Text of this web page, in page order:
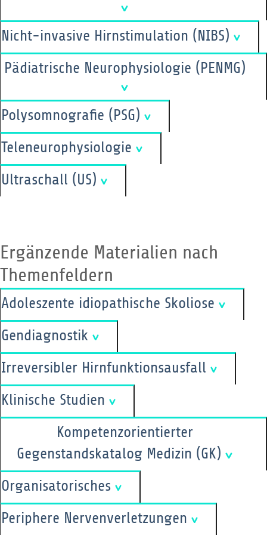
Nicht-invasive Hirnstimulation (NIBS)
Polysomnografie (PSG)
Teleneurophysiologie
Ultraschall (US)
Ergänzende Materialien nach
Themenfeldern
Adoleszente idiopathische Skoliose
Gendiagnostik
Irreversibler Hirnfunktionsausfall
Klinische Studien
Kompetenzorientierter
Gegenstandskatalog Medizin (GK)
Organisatorisches
Periphere Nervenverletzungen